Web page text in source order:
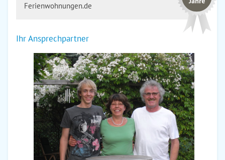
Ferienwohnungen.de
Ihr Ansprechpartner